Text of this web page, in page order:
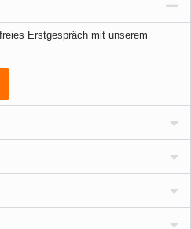
Erstgespräch mit unserem